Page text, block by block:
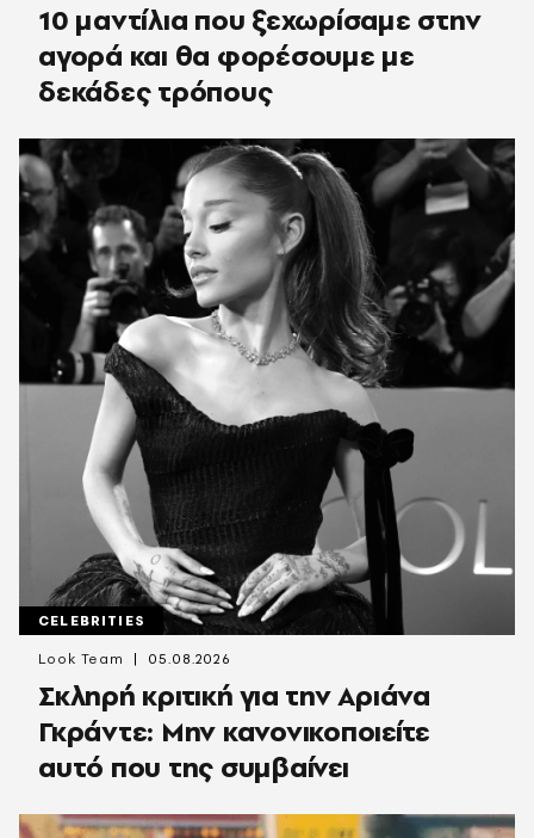
10 μαντίλια που ξεχωρίσαμε στην
αγορά και θα φορέσουμε με
δεκάδες τρόπους
CELEBRITIES
Σκληρή κριτική για την Αριάνα
Γκράντε: Μην κανονικοποιείτε
αυτό που της συμβαίνει
Look Team 05.08.2026